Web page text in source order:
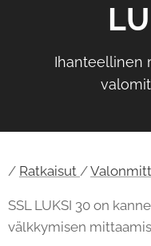
Ihanteellinen
/ Ratkaisut /
SSL LUKSI 30 on
välkkymisen